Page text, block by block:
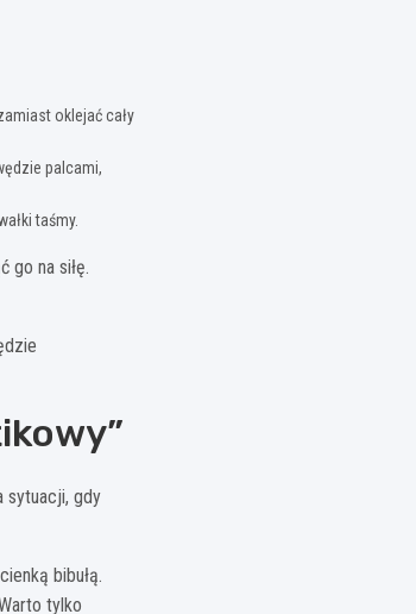
oklejać cały
palcami,
taśmy.
go na siłę.
sytuacji, gdy
bibułą.
tylko